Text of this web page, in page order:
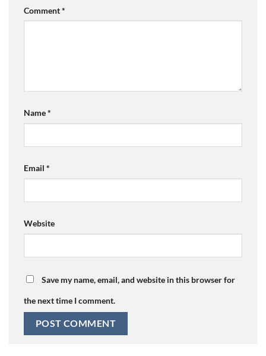
Comment*
Name*
Email *
Website
Save my name, email, and website in this browser for
the next time I comment.